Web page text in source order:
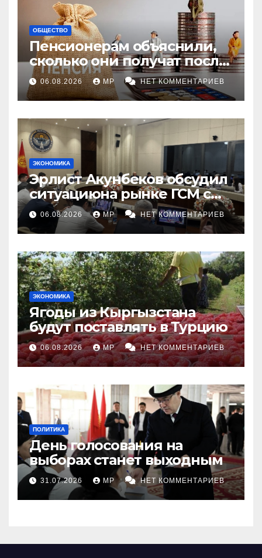
ОБЩЕСТВО
Пенсионерам объяснили,
сколько они получат после
индексации
06.08.2026 MP НЕТ КОММЕНТАРИЕВ
ЭКОНОМИКА
Эрлист Акунбеков обсудил
ситуациюна рынке ГСМ с
топливными компаниями
06.08.2026 MP НЕТ КОММЕНТАРИЕВ
ЭКОНОМИКА
Ягоды из Кыргызстана
будут поставлять в Турцию
06.08.2026 MP НЕТ КОММЕНТАРИЕВ
ПОЛИТИКА
День голосования на
выборах станет выходным
31.07.2026 MP НЕТ КОММЕНТАРИЕВ